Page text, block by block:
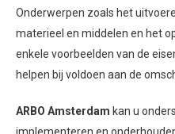
Onderwerpen zoals het
materieel en middelen en het
enkele voorbeelden van de
helpen bij voldoen aan de
ARBO Amsterdam kan u